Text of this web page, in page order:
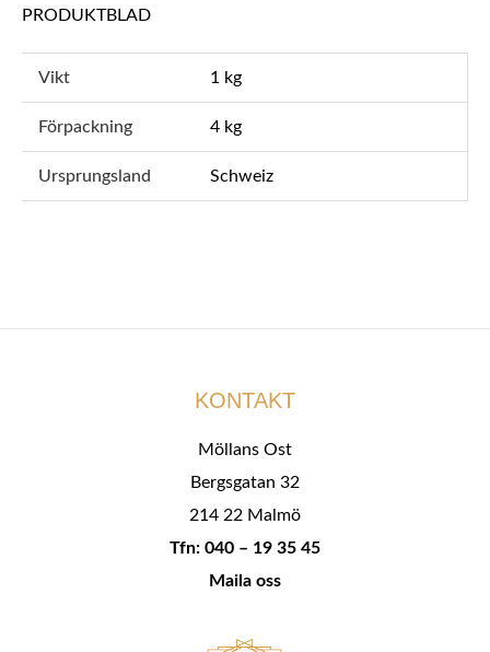
PRODUKTBLAD
Vikt 1 kg
Förpackning 4 kg
Ursprungsland Schweiz
KONTAKT
Möllans Ost
Bergsgatan 32
214 22 Malmö
Tfn: 040 – 19 35 45
Maila oss